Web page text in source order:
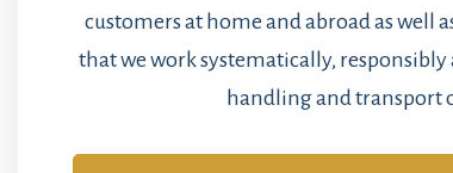
customers at home and abroad as well
that we work systematically,
handling and transport